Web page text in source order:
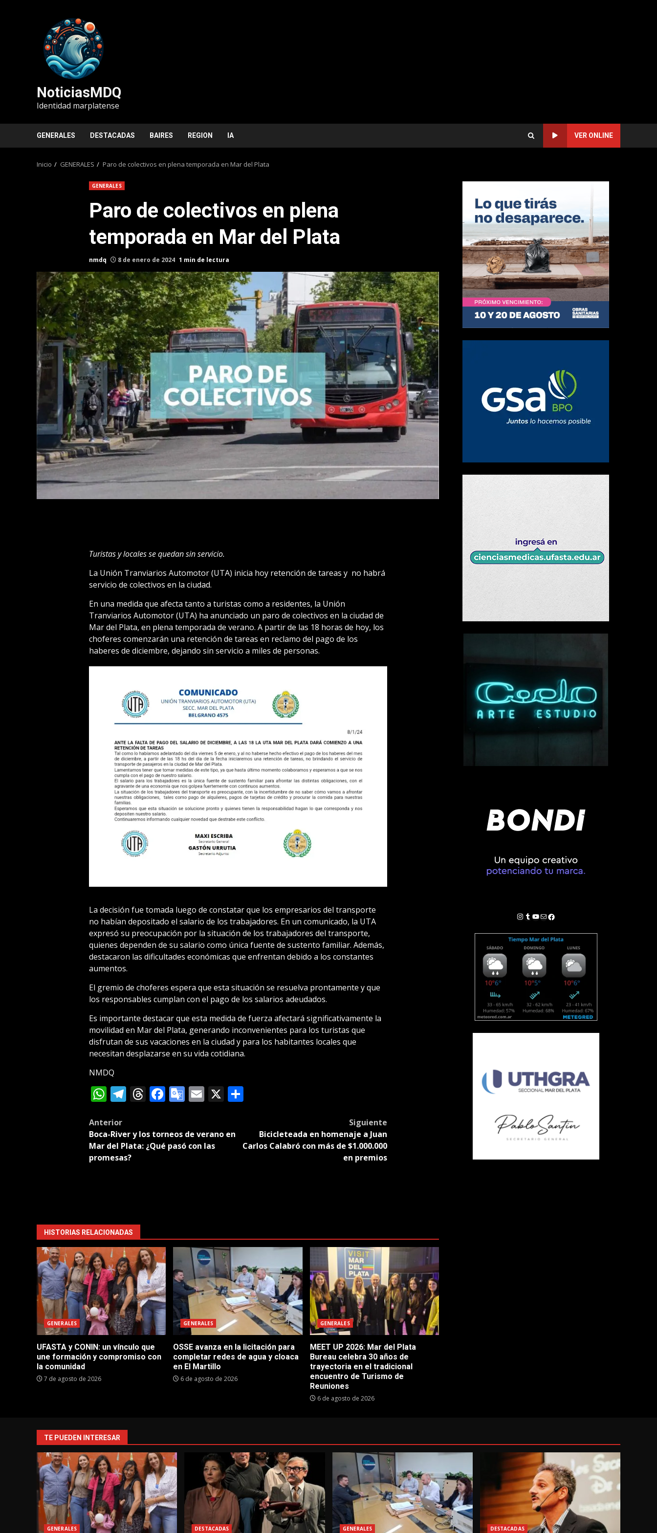
NoticiasMDQ
Identidad marplatense
GENERALES DESTACADAS BAIRES REGION IA VER ONLINE
Inicio GENERALES Paro de colectivos en plena temporada en Mar del Plata
GENERALES
Paro de colectivos en plena
temporada en Mar del Plata
nmdq 8 de enero de 2024 1 min de lectura
Turistas y locales se quedan sin servicio.
La Unión Tranviarios Automotor (UTA) inicia hoy retención de tareas y no habrá
servicio de colectivos en la ciudad.
En una medida que afecta tanto a turistas como a residentes, la Unión
Tranviarios Automotor (UTA) ha anunciado un paro de colectivos en la ciudad de
Mar del Plata, en plena temporada de verano. A partir de las 18 horas de hoy, los
choferes comenzarán una retención de tareas en reclamo del pago de los
haberes de diciembre, dejando sin servicio a miles de personas.
La decisión fue tomada luego de constatar que los empresarios del transporte
no habían depositado el salario de los trabajadores. En un comunicado, la UTA
expresó su preocupación por la situación de los trabajadores del transporte,
quienes dependen de su salario como única fuente de sustento familiar. Además,
destacaron las dificultades económicas que enfrentan debido a los constantes
aumentos.
El gremio de choferes espera que esta situación se resuelva prontamente y que
los responsables cumplan con el pago de los salarios adeudados.
Es importante destacar que esta medida de fuerza afectará significativamente la
movilidad en Mar del Plata, generando inconvenientes para los turistas que
disfrutan de sus vacaciones en la ciudad y para los habitantes locales que
necesitan desplazarse en su vida cotidiana.
NMDQ
WhatsApp
Telegram
Threads
Facebook
Google
Email
X Compartir
Post
navigation
Anterior
Boca-River y los torneos de verano en
Mar del Plata: ¿Qué pasó con las
promesas?
Siguiente
Bicicleteada en homenaje a Juan
Carlos Calabró con más de $1.000.000
en premios
HISTORIAS RELACIONADAS
GENERALES
UFASTA y CONIN: un vínculo que
une formación y compromiso con
la comunidad
7 de agosto de 2026
GENERALES
OSSE avanza en la licitación para
completar redes de agua y cloaca
en El Martillo
6 de agosto de 2026
GENERALES
MEET UP 2026: Mar del Plata
Bureau celebra 30 años de
trayectoria en el tradicional
encuentro de Turismo de
Reuniones
6 de agosto de 2026
Instagram
Tumblr
YouTube
Correo electrónico
Facebook
TE PUEDEN INTERESAR
GENERALES DESTACADAS GENERALES DESTACADAS